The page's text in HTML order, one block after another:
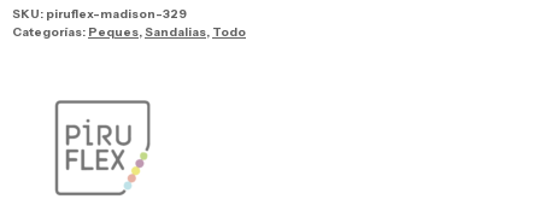
SKU: piruflex-madison-329
Categorías: Peques Sandalias Todo